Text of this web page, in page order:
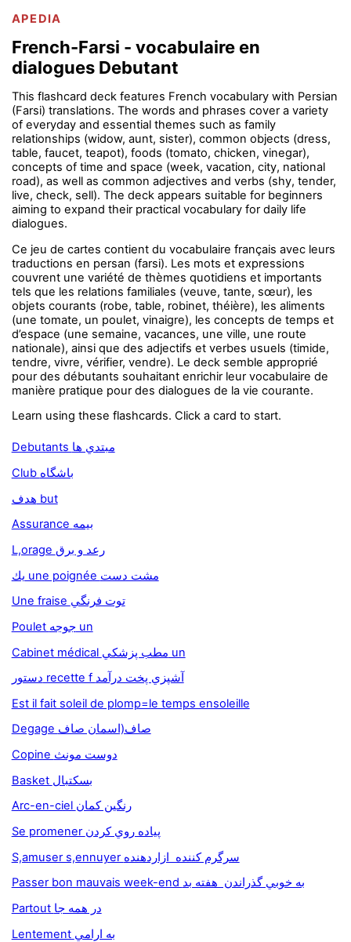
APEDIA
French-Farsi - vocabulaire en
dialogues Debutant
This flashcard deck features French vocabulary with Persian
(Farsi) translations. The words and phrases cover a variety
of everyday and essential themes such as family
relationships (widow, aunt, sister), common objects (dress,
table, faucet, teapot), foods (tomato, chicken, vinegar),
concepts of time and space (week, vacation, city, national
road), as well as common adjectives and verbs (shy, tender,
live, check, sell). The deck appears suitable for beginners
aiming to expand their practical vocabulary for daily life
dialogues.
Ce jeu de cartes contient du vocabulaire français avec leurs
traductions en persan (farsi). Les mots et expressions
couvrent une variété de thèmes quotidiens et importants
tels que les relations familiales (veuve, tante, sœur), les
objets courants (robe, table, robinet, théière), les aliments
(une tomate, un poulet, vinaigre), les concepts de temps et
d’espace (une semaine, vacances, une ville, une route
nationale), ainsi que des adjectifs et verbes usuels (timide,
tendre, vivre, vérifier, vendre). Le deck semble approprié
pour des débutants souhaitant enrichir leur vocabulaire de
manière pratique pour des dialogues de la vie courante.
Learn using these flashcards. Click a card to start.
Debutants مبتدي ها
Club باشگاه
هدف but
Assurance بيمه
L,orage رعد و برق
يك une poignée مشت دست
Une fraise توت فرنگي
Poulet جوجه un
Cabinet médical مطب پزشكي un
دستور recette f آشپزي پخت درآمد
Est il fait soleil de plomp=le temps ensoleille
Degage صاف(اسمان صاف
Copine دوست مونث
Basket بسکتبال
Arc-en-ciel رنگين کمان
Se promener پياده روي کردن
S,amuser s,ennuyer سرگرم کننده ازاردهنده
Passer bon mauvais week-end به خوبي گذراندن هفته بد
Partout در همه جا
Lentement به ارامي